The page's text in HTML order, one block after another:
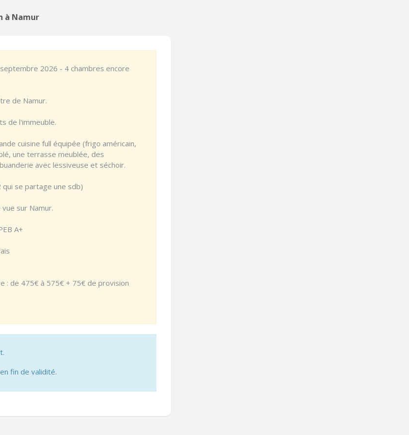
à Namur
2026 - 4 chambres encore
de Namur.
de l'immeuble.
cuisine full équipée (frigo américain,
une terrasse meublée, des
avec lessiveuse et séchoir.
se partage une sdb)
sur Namur.
A+
: de 475€ à 575€ + 75€ de provision
fin de validité.